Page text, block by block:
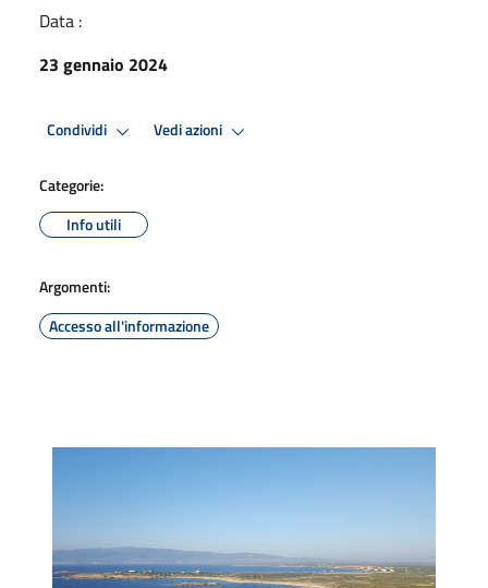
Data :
23 gennaio 2024
Condividi Vedi azioni
Categorie:
Info utili
Argomenti:
Accesso all'informazione